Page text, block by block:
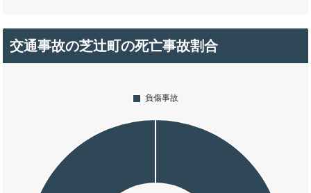
交通事故の芝辻町の死亡事故割合